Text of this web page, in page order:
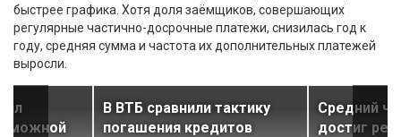
быстрее графика. Хотя доля заёмщиков, совершающих
регулярные частично-досрочные платежи, снизилась год к
году, средняя сумма и частота их дополнительных платежей
выросли.
В ВТБ сравнили тактику
погашения кредитов
Средний
достиг